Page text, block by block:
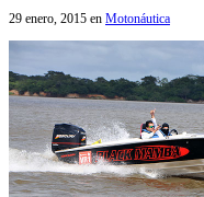
29 enero, 2015 en Motonáutica